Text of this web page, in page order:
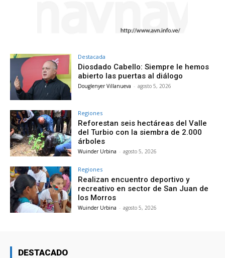
Destacada
Diosdado Cabello: Siempre le hemos
abierto las puertas al diálogo
Douglenyer Villanueva - agosto 5, 2026
Regiones
Reforestan seis hectáreas del Valle
del Turbio con la siembra de 2.000
árboles
Wuinder Urbina - agosto 5, 2026
Regiones
Realizan encuentro deportivo y
recreativo en sector de San Juan de
los Morros
Wuinder Urbina - agosto 5, 2026
DESTACADO